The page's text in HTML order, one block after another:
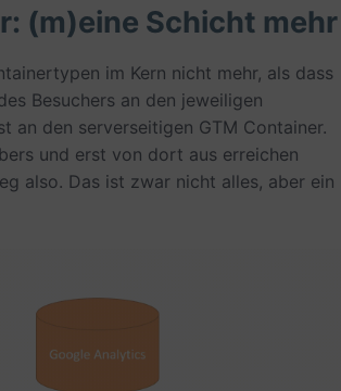
(m)eine Schicht mehr
im Kern nicht mehr, als dass
Besuchers an den jeweiligen
an den serverseitigen GTM Container.
und erst von dort aus erreichen
also. Das ist zwar nicht alles, aber ein